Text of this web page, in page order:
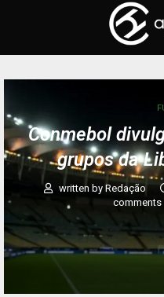
Conmebol
grupos da
written by Redação
comments